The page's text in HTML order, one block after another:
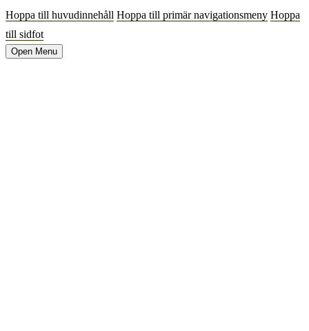
Hoppa till huvudinnehåll Hoppa till primär navigationsmeny Hoppa
till sidfot
Open Menu